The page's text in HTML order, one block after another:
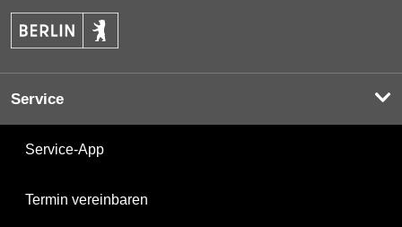
Service
Service-App
Termin vereinbaren